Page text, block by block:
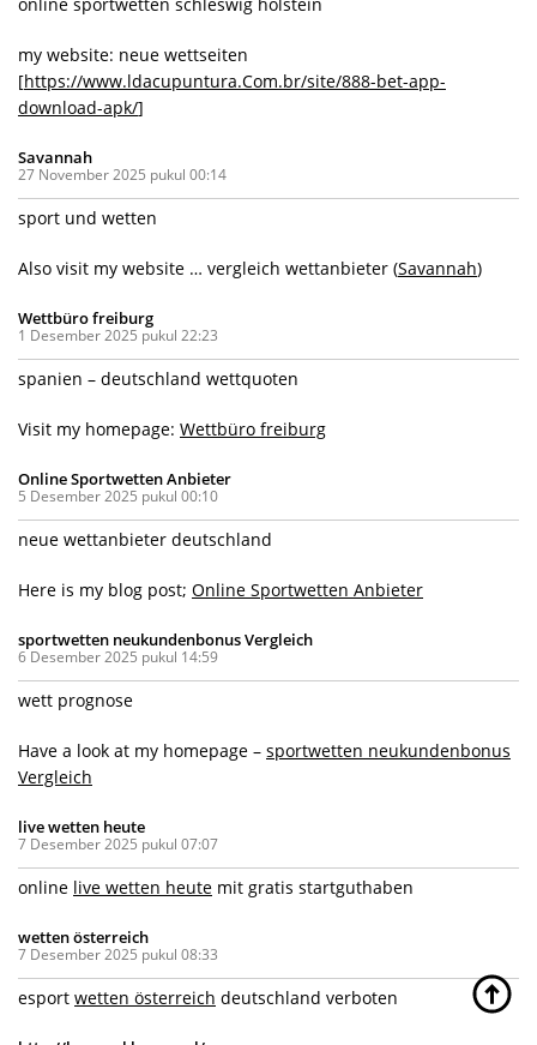
my website: neue wettseiten
[https://www.ldacupuntura.Com.br/site/888-bet-app-
download-apk/]
Savannah
27 November 2025 pukul 00:14
sport und wetten
Also visit my website … vergleich wettanbieter (Savannah)
Wettbüro freiburg
1 Desember 2025 pukul 22:23
spanien – deutschland wettquoten
Visit my homepage: Wettbüro freiburg
Online Sportwetten Anbieter
5 Desember 2025 pukul 00:10
neue wettanbieter deutschland
Here is my blog post; Online Sportwetten Anbieter
sportwetten neukundenbonus Vergleich
6 Desember 2025 pukul 14:59
wett prognose
Have a look at my homepage – sportwetten neukundenbonus
Vergleich
live wetten heute
7 Desember 2025 pukul 07:07
online live wetten heute mit gratis startguthaben
wetten österreich
7 Desember 2025 pukul 08:33
esport wetten österreich deutschland verboten